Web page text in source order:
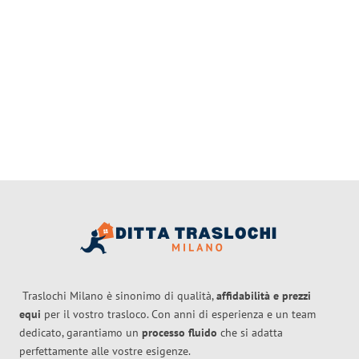
Traslochi Milano è sinonimo di qualità,affidabilità e prezzi
equi per il vostro trasloco. Con anni di esperienza e un team
dedicato, garantiamo un processo fluido che si adatta
perfettamente alle vostre esigenze.